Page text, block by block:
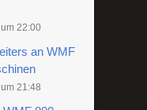
22:00
an WMF
21:48